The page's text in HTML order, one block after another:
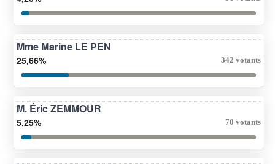
Mme Marine LE PEN
25,66% 342 votants
M. Éric ZEMMOUR
5,25% 70 votants